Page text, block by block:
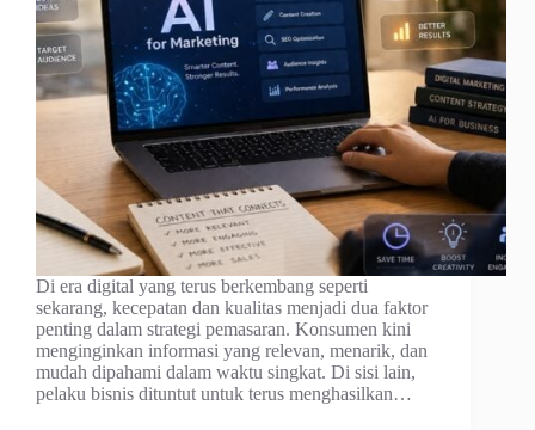
Di era digital yang terus berkembang seperti
sekarang, kecepatan dan kualitas menjadi dua faktor
penting dalam strategi pemasaran. Konsumen kini
menginginkan informasi yang relevan, menarik, dan
mudah dipahami dalam waktu singkat. Di sisi lain,
pelaku bisnis dituntut untuk terus menghasilkan…